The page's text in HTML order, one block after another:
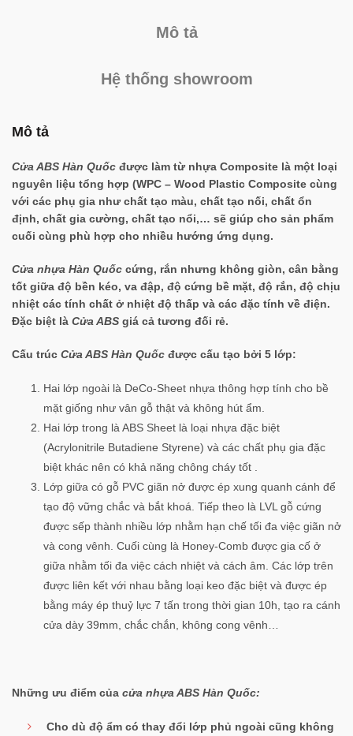
Mô tả
Hệ thống showroom
Mô tả
Cửa ABS Hàn Quốc được làm từ nhựa Composite là một loại
nguyên liệu tổng hợp (WPC – Wood Plastic Composite cùng
với các phụ gia như chất tạo màu, chất tạo nối, chất ổn
định, chất gia cường, chất tạo nổi,… sẽ giúp cho sản phẩm
cuối cùng phù hợp cho nhiều hướng ứng dụng.
Cửa nhựa Hàn Quốc cứng, rắn nhưng không giòn, cân bằng
tốt giữa độ bền kéo, va đập, độ cứng bề mặt, độ rắn, độ chịu
nhiệt các tính chất ở nhiệt độ thấp và các đặc tính về điện.
Đặc biệt là Cửa ABS giá cả tương đối rẻ.
Cấu trúc Cửa ABS Hàn Quốc được cấu tạo bởi 5 lớp:
Hai lớp ngoài là DeCo-Sheet nhựa thông hợp tính cho bề
mặt giống như vân gỗ thật và không hút ẩm.
Hai lớp trong là ABS Sheet là loại nhựa đặc biệt
(Acrylonitrile Butadiene Styrene) và các chất phụ gia đặc
biệt khác nên có khả năng chông cháy tốt .
Lớp giữa có gỗ PVC giãn nở được ép xung quanh cánh để
tạo độ vững chắc và bắt khoá. Tiếp theo là LVL gỗ cứng
được sếp thành nhiều lớp nhằm hạn chế tối đa việc giãn nở
và cong vênh. Cuối cùng là Honey-Comb được gia cố ở
giữa nhằm tối đa việc cách nhiệt và cách âm. Các lớp trên
được liên kết với nhau bằng loại keo đặc biệt và được ép
bằng máy ép thuỷ lực 7 tấn trong thời gian 10h, tạo ra cánh
cửa dày 39mm, chắc chắn, không cong vênh…
Những ưu điểm của cửa nhựa ABS Hàn Quốc:
Cho dù độ ẩm có thay đổi lớp phủ ngoài cũng không